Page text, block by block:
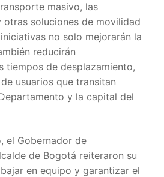
masivo, las
otras soluciones de movilidad
no solo mejorarán la
reducirán
tiempos de desplazamiento,
usuarios que transitan
y la capital del
el Gobernador de
de Bogotá reiteraron su
en equipo y garantizar el